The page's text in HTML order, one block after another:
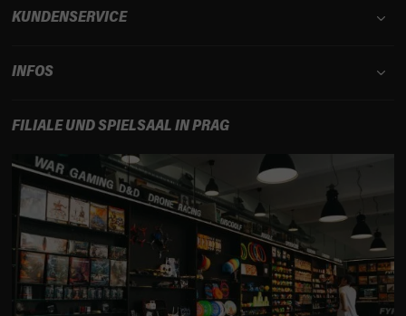
KUNDENSERVICE
INFOS
FILIALE UND SPIELSAAL IN PRAG